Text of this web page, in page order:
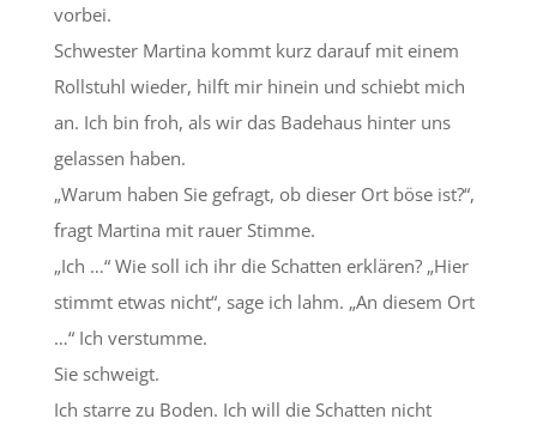
vorbei.
Schwester Martina kommt kurz darauf mit einem
Rollstuhl wieder, hilft mir hinein und schiebt mich
an. Ich bin froh, als wir das Badehaus hinter uns
gelassen haben.
„Warum haben Sie gefragt, ob dieser Ort böse ist?“,
fragt Martina mit rauer Stimme.
„Ich …“ Wie soll ich ihr die Schatten erklären? „Hier
stimmt etwas nicht“, sage ich lahm. „An diesem Ort
…“ Ich verstumme.
Sie schweigt.
Ich starre zu Boden. Ich will die Schatten nicht